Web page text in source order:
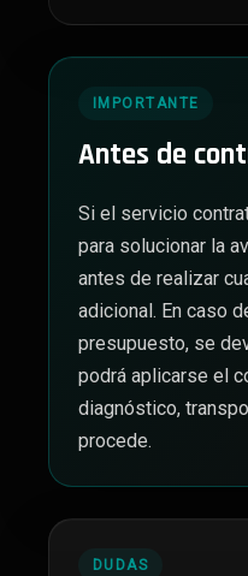
IMPORTANTE
Antes de
Si el servicio
para solucionar la
antes de realizar
adicional. En caso
presupuesto, se
podrá aplicarse el
diagnóstico,
procede.
DUDAS